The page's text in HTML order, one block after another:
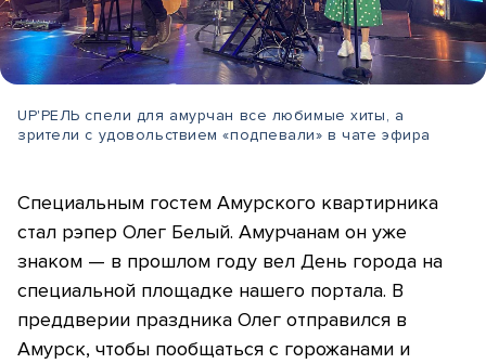
UP'РЕЛЬ спели для амурчан все любимые хиты, а
зрители с удовольствием «подпевали» в чате эфира
Специальным гостем Амурского квартирника
стал рэпер Олег Белый. Амурчанам он уже
знаком — в прошлом году вел День города на
специальной площадке нашего портала. В
преддверии праздника Олег отправился в
Амурск, чтобы пообщаться с горожанами и